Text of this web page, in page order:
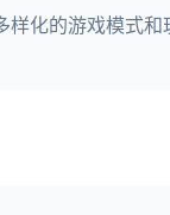
样化的游戏模式和